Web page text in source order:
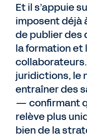
Et il s’appuie
imposent déjà
de publier des
la formation et
juridictions, le
entraîner des
— confirmant
relève plus
bien de la